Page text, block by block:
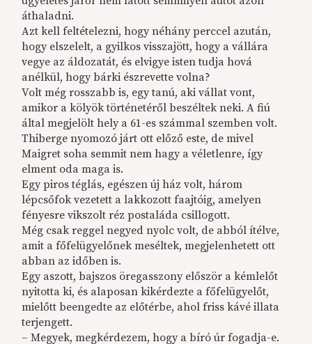
áthaladni.
Azt kell feltételezni, hogy néhány perccel azután,
hogy elszelelt, a gyilkos visszajött, hogy a vállára
vegye az áldozatát, és elvigye isten tudja hová
anélkül, hogy bárki észrevette volna?
Volt még rosszabb is, egy tanú, aki vállat vont,
amikor a kölyök történetéről beszéltek neki. A fiú
által megjelölt hely a 61-es számmal szemben volt.
Thiberge nyomozó járt ott előző este, de mivel
Maigret soha semmit nem hagy a véletlenre, így
elment oda maga is.
Egy piros téglás, egészen új ház volt, három
lépcsőfok vezetett a lakkozott faajtóig, amelyen
fényesre vikszolt réz postaláda csillogott.
Még csak reggel negyed nyolc volt, de abból ítélve,
amit a főfelügyelőnek meséltek, megjelenhetett ott
abban az időben is.
Egy aszott, bajszos öregasszony először a kémlelőt
nyitotta ki, és alaposan kikérdezte a főfelügyelőt,
mielőtt beengedte az előtérbe, ahol friss kávé illata
terjengett.
– Megyek, megkérdezem, hogy a bíró úr fogadja-e.